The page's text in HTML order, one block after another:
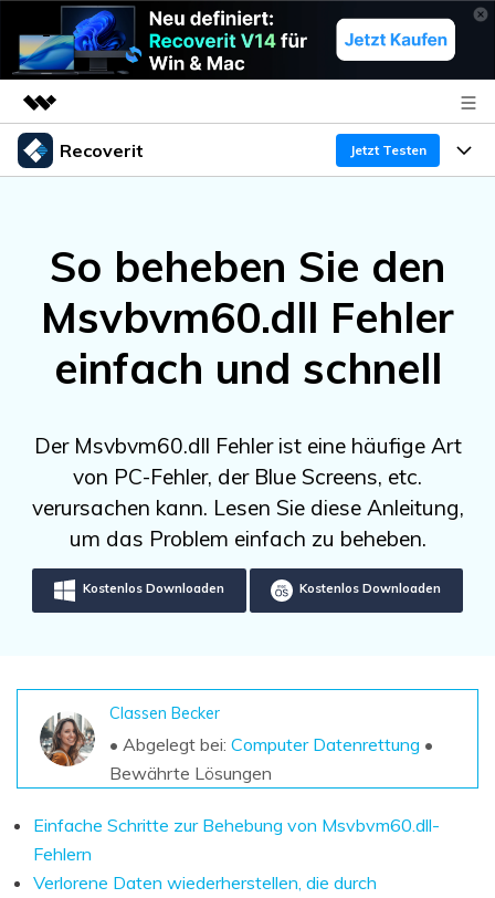
Top-Produkte
Überblick
Lösungen
Über uns
Presseraum
Shop
Recoverit Jetzt Testen
Recoverit für Windows
KI
Ein führendes Tool zur Datenrettung für Windows
Kostenlos Testen
Recoverit für Mac
KI
Unbegrenzte Daten vom Mac-System
Kostenlos Testen
Verlorene/gel?schte Daten kostenlos
Kostenlos Testen
Weitere Produkte
Funktionen
Wiederherstellung von Laufwerken
Gel?schte Medien wiederherstellen
Exklusive Wiederherstellungsl?sungen Neu
Dokumente wiederherstellen
Datenverlust-Szenarien
Ressourcen
Warum Recoverit
Kundengeschichten
Aktuelles Thema
DOWNLOAD Sign In
search
So beheben Sie den
Msvbvm60.dll Fehler
einfach und schnell
Der Msvbvm60.dll Fehler ist eine häufige Art
von PC-Fehler, der Blue Screens, etc.
verursachen kann. Lesen Sie diese Anleitung,
um das Problem einfach zu beheben.
Kostenlos Downloaden Kostenlos Downloaden
Classen Becker
• Abgelegt bei: Computer Datenrettung •
Bewährte Lösungen
Einfache Schritte zur Behebung von Msvbvm60.dll-
Fehlern
Verlorene Daten wiederherstellen, die durch